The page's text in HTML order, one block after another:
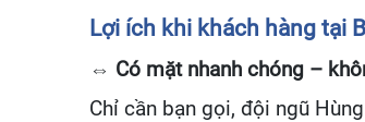
Lợi ích khi khách hàng tại
⇔ Có mặt nhanh chóng –
Chỉ cần bạn gọi, đội ngũ